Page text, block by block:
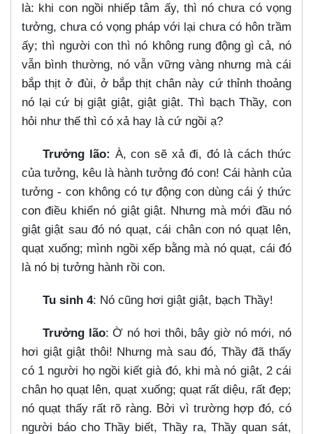
là: khi con ngồi nhiếp tâm ấy, thì nó chưa có vọng
tưởng, chưa có vọng pháp với lại chưa có hôn trầm
ấy; thì người con thì nó không rung động gì cả, nó
vẫn bình thường, nó vẫn vững vàng nhưng mà cái
bắp thịt ở đùi, ở bắp thịt chân này cứ thỉnh thoảng
nó lại cứ bị giật giật, giật giật. Thì bạch Thầy, con
hỏi như thế thì có xả hay là cứ ngồi ạ?
Trưởng lão: À, con sẽ xả đi, đó là cách thức
của tưởng, kêu là hành tưởng đó con! Cái hành của
tưởng - con không có tự động con dùng cái ý thức
con điều khiển nó giật giật. Nhưng mà mới đầu nó
giật giật sau đó nó quạt, cái chân con nó quạt lên,
quạt xuống; mình ngồi xếp bằng mà nó quạt, cái đó
là nó bị tưởng hành rồi con.
Tu sinh 4: Nó cũng hơi giật giật, bạch Thầy!
Trưởng lão: Ờ nó hơi thôi, bây giờ nó mới, nó
hơi giật giật thôi! Nhưng mà sau đó, Thầy đã thấy
có 1 người họ ngồi kiết già đó, khi mà nó giật, 2 cái
chân họ quạt lên, quạt xuống; quạt rất diệu, rất đẹp;
nó quạt thấy rất rõ ràng. Bởi vì trường hợp đó, có
người báo cho Thầy biết, Thầy ra, Thầy quan sát,